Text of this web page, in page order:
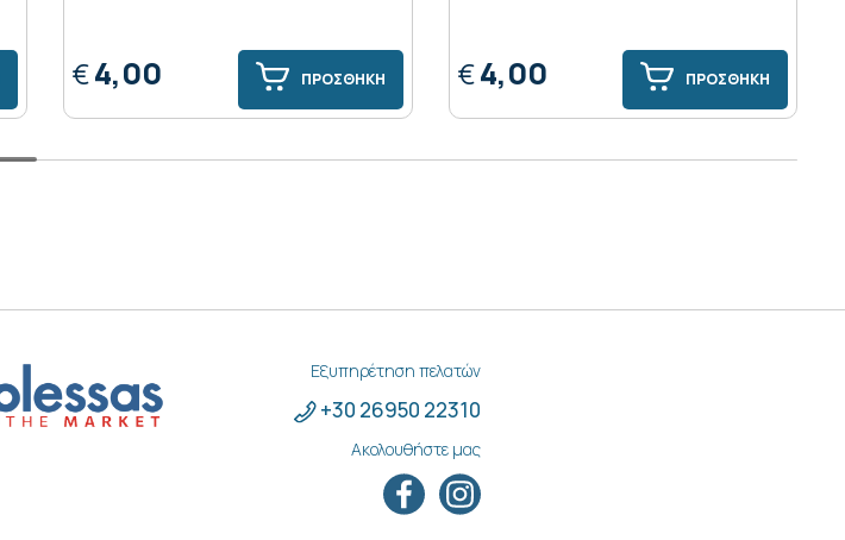
€4,00 ΠΡΟΣΘΗΚΗ €4,00 ΠΡΟΣΘΗΚΗ
Εξυπηρέτηση πελατών
+30 26950 22310
Ακολουθήστε μας